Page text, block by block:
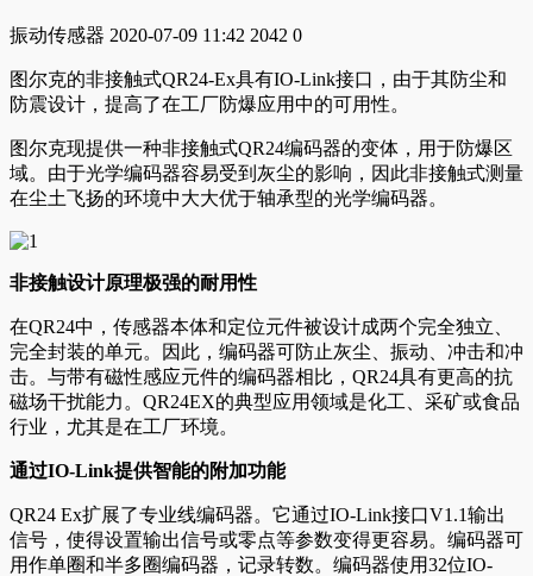
振动传感器 2020-07-09 11:42 2042 0
图尔克的非接触式QR24-Ex具有IO-Link接口，由于其防尘和
防震设计，提高了在工厂防爆应用中的可用性。
图尔克现提供一种非接触式QR24编码器的变体，用于防爆区
域。由于光学编码器容易受到灰尘的影响，因此非接触式测量
在尘土飞扬的环境中大大优于轴承型的光学编码器。
非接触设计原理极强的耐用性
在QR24中，传感器本体和定位元件被设计成两个完全独立、
完全封装的单元。因此，编码器可防止灰尘、振动、冲击和冲
击。与带有磁性感应元件的编码器相比，QR24具有更高的抗
磁场干扰能力。QR24EX的典型应用领域是化工、采矿或食品
行业，尤其是在工厂环境。
通过IO-Link提供智能的附加功能
QR24 Ex扩展了专业线编码器。它通过IO-Link接口V1.1输出
信号，使得设置输出信号或零点等参数变得更容易。编码器可
用作单圈和半多圈编码器，记录转数。编码器使用32位IO-